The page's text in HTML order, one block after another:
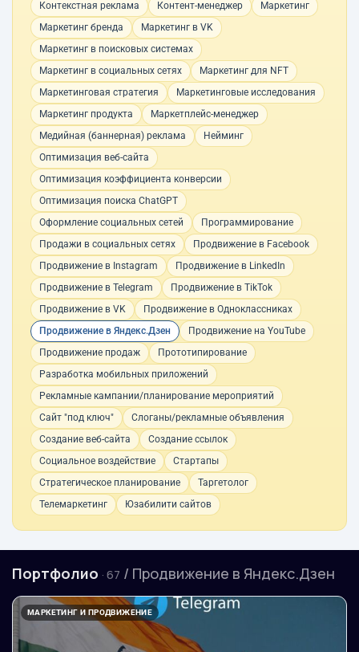
Контекстная реклама
Контент-менеджер
Маркетинг
Маркетинг бренда
Маркетинг в VK
Маркетинг в поисковых системах
Маркетинг в социальных сетях
Маркетинг для NFT
Маркетинговая стратегия
Маркетинговые исследования
Маркетинг продукта
Маркетплейс-менеджер
Медийная (баннерная) реклама
Нейминг
Оптимизация веб-сайта
Оптимизация коэффициента конверсии
Оптимизация поиска ChatGPT
Оформление социальных сетей
Программирование
Продажи в социальных сетях
Продвижение в Facebook
Продвижение в Instagram
Продвижение в LinkedIn
Продвижение в Telegram
Продвижение в TikTok
Продвижение в VK
Продвижение в Одноклассниках
Продвижение в Яндекс.Дзен
Продвижение на YouTube
Продвижение продаж
Прототипирование
Разработка мобильных приложений
Рекламные кампании/планирование мероприятий
Сайт "под ключ"
Слоганы/рекламные объявления
Создание веб-сайта
Создание ссылок
Социальное воздействие
Стартапы
Стратегическое планирование
Таргетолог
Телемаркетинг
Юзабилити сайтов
Портфолио · 67 / Продвижение в Яндекс.Дзен
МАРКЕТИНГ И ПРОДВИЖЕНИЕ